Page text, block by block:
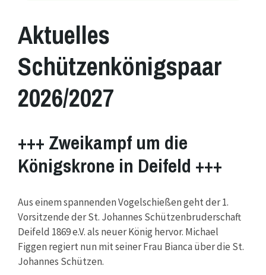
Aktuelles
Schützenkönigspaar
2026/2027
+++ Zweikampf um die
Königskrone in Deifeld +++
Aus einem spannenden Vogelschießen geht der 1.
Vorsitzende der St. Johannes Schützenbruderschaft
Deifeld 1869 e.V. als neuer König hervor. Michael
Figgen regiert nun mit seiner Frau Bianca über die St.
Johannes Schützen.